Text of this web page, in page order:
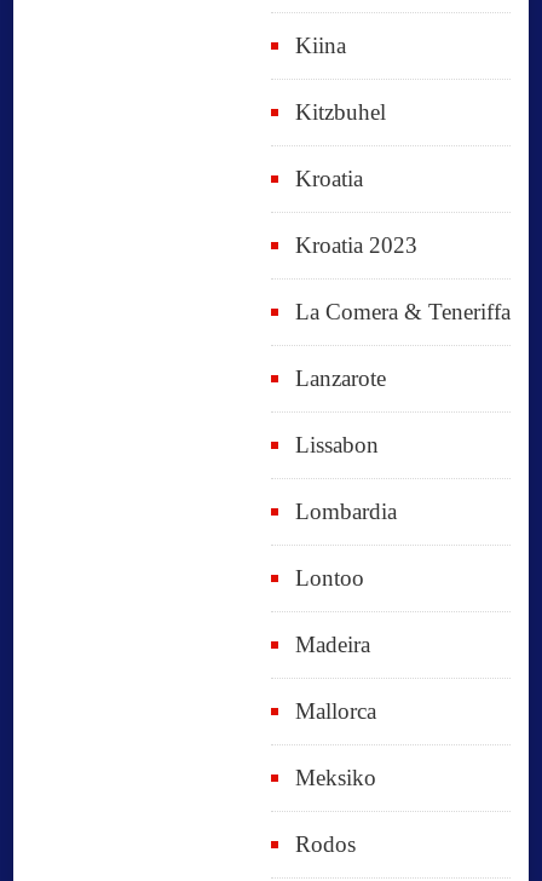
Kiina
Kitzbuhel
Kroatia
Kroatia 2023
La Comera & Teneriffa
Lanzarote
Lissabon
Lombardia
Lontoo
Madeira
Mallorca
Meksiko
Rodos